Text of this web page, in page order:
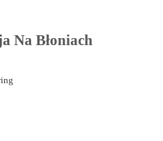
Na Błoniach